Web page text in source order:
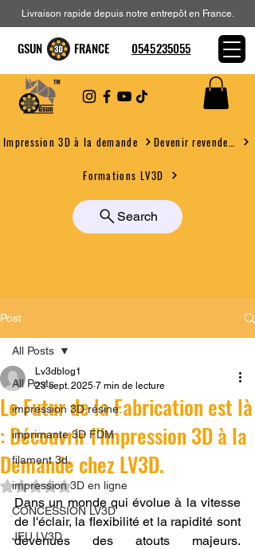
Impression 3D à la demande
Formations LV3D
Search
Livraison rapide depuis notre entrepôt en France.
GSUN FRANCE 0545235055
Post
All Posts
impression 3D résine.
imprimante 3D FDM
filament 3d,
impression 3D en ligne
CONCESSION LV3D
JEU LV3D
All Posts
Le Futur de la Fabrication est là
: Découvrir l'Impression 3D à la
Demande chez LV3D.
Lv3dblog1
23 sept. 2025 7 min de lecture
Noté NaN étoiles sur 5.
Dans un monde qui évolue à la vitesse
de l'éclair, la flexibilité et la rapidité sont
devenues des atouts majeurs.